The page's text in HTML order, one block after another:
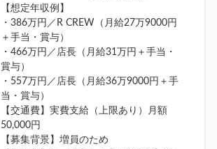
【想定年収例】
・386万円／R CREW（月給27万9000円
＋手当・賞与）
・466万円／店長（月給31万円＋手当・
賞与）
・557万円／店長（月給36万9000円＋手
当・賞与）
【交通費】実費支給（上限あり）月額
50,000円
【募集背景】増員のため